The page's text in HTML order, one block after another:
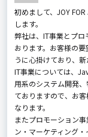
初めまして、JOY
します。
弊社は、IT事業とプ
おります。お客様の
うに心掛けており、新
IT事業については、
用系のシステム開発
ておりますので、お
なります。
またプロモーション
ン・マーケティング